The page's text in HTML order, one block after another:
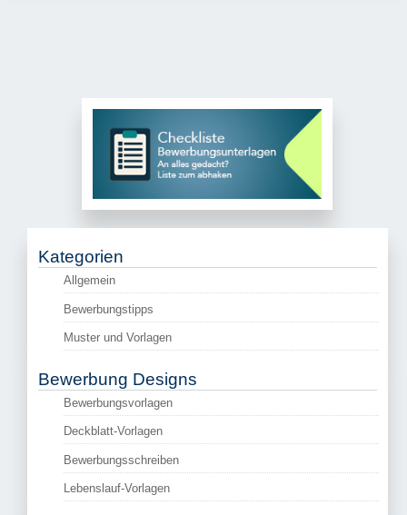
Kategorien
Allgemein
Bewerbungstipps
Muster und Vorlagen
Bewerbung Designs
Bewerbungsvorlagen
Deckblatt-Vorlagen
Bewerbungsschreiben
Lebenslauf-Vorlagen